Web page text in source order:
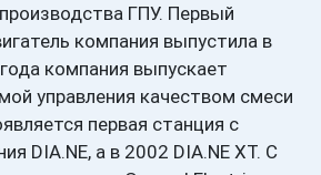
ГПУ. Первый
компания выпустила в
компания выпускает
управления качеством смеси
первая станция с
DIA.NE, а в 2002 DIA.NE XT. С